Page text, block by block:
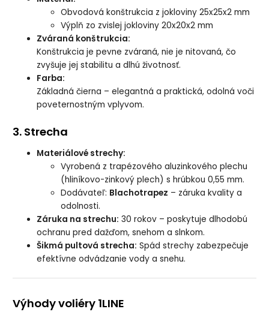
Obvodová konštrukcia z jokloviny 25x25x2 mm
Výplň zo zvislej jokloviny 20x20x2 mm
Zváraná konštrukcia:
Konštrukcia je pevne zváraná, nie je nitovaná, čo
zvyšuje jej stabilitu a dlhú životnosť.
Farba:
Základná čierna – elegantná a praktická, odolná voči
poveternostným vplyvom.
3. Strecha
Materiálové strechy:
Vyrobená z trapézového aluzinkového plechu
(hliníkovo-zinkový plech) s hrúbkou 0,55 mm.
Dodávateľ: Blachotrapez – záruka kvality a
odolnosti.
Záruka na strechu: 30 rokov – poskytuje dlhodobú
ochranu pred dažďom, snehom a slnkom.
Šikmá pultová strecha: Spád strechy zabezpečuje
efektívne odvádzanie vody a snehu.
Výhody voliéry 1LINE